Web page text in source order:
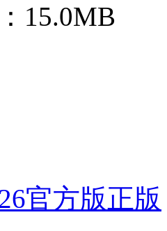
15.0MB
官方版正版